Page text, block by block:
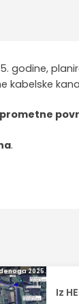
godine,
kabelske
.
2025.
Iz